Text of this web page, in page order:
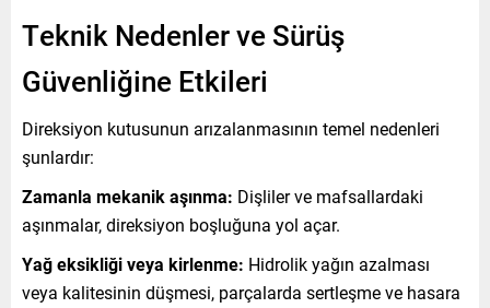
Teknik Nedenler ve Sürüş
Güvenliğine Etkileri
Direksiyon kutusunun arızalanmasının temel nedenleri
şunlardır:
Zamanla mekanik aşınma: Dişliler ve mafsallardaki
aşınmalar, direksiyon boşluğuna yol açar.
Yağ eksikliği veya kirlenme: Hidrolik yağın azalması
veya kalitesinin düşmesi, parçalarda sertleşme ve hasara